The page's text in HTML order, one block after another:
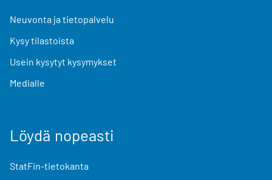
Neuvonta ja tietopalvelu
Kysy tilastoista
Usein kysytyt kysymykset
Medialle
Löydä nopeasti
StatFin-tietokanta